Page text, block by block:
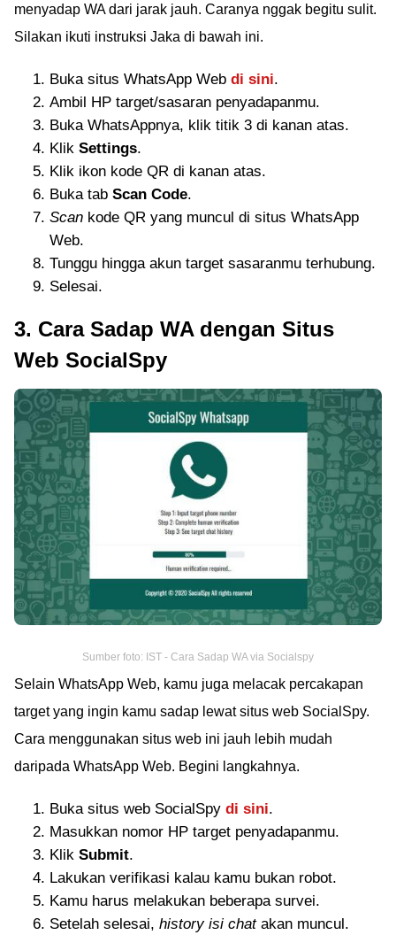
menyadap WA dari jarak jauh. Caranya nggak begitu sulit.
Silakan ikuti instruksi Jaka di bawah ini.
Buka situs WhatsApp Web di sini.
Ambil HP target/sasaran penyadapanmu.
Buka WhatsAppnya, klik titik 3 di kanan atas.
Klik Settings.
Klik ikon kode QR di kanan atas.
Buka tab Scan Code.
Scan kode QR yang muncul di situs WhatsApp
Web.
Tunggu hingga akun target sasaranmu terhubung.
Selesai.
3. Cara Sadap WA dengan Situs
Web SocialSpy
Sumber foto: IST - Cara Sadap WA via Socialspy
Selain WhatsApp Web, kamu juga melacak percakapan
target yang ingin kamu sadap lewat situs web SocialSpy.
Cara menggunakan situs web ini jauh lebih mudah
daripada WhatsApp Web. Begini langkahnya.
Buka situs web SocialSpy di sini.
Masukkan nomor HP target penyadapanmu.
Klik Submit.
Lakukan verifikasi kalau kamu bukan robot.
Kamu harus melakukan beberapa survei.
Setelah selesai, history isi chatakan muncul.